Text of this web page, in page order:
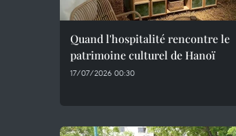
Quand l'hospitalité rencontre le
patrimoine culturel de Hanoï
17/07/2026 00:30